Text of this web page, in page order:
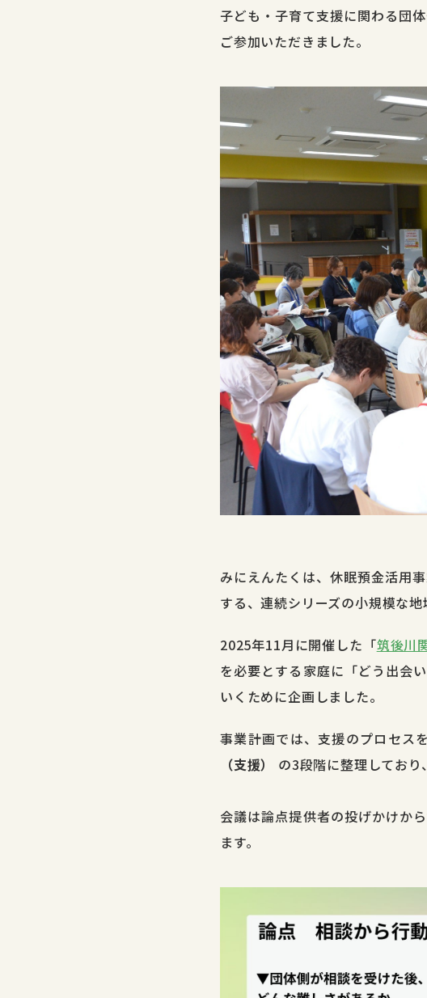
子ども・子育て支援に関わる団
ご参加いただきました。
みにえんたくは、休眠預金活用
する、連続シリーズの小規模な地
2025年11月に開催した「筑後川
を必要とする家庭に「どう出会
いくために企画しました。
事業計画では、支援のプロセスを
（支援）
の3段階に整理しており
会議は論点提供者の投げかけか
ます。